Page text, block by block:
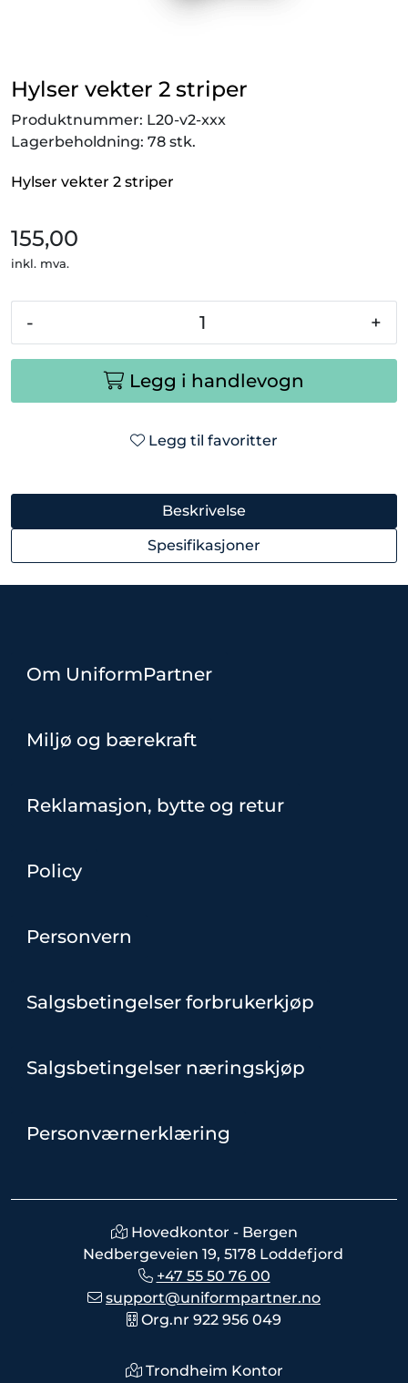
Hylser vekter 2 striper
Produktnummer: L20-v2-xxx
Lagerbeholdning: 78 stk.
Hylser vekter 2 striper
155,00
inkl. mva.
- +
Legg i handlevogn
Legg til favoritter
Beskrivelse
Spesifikasjoner
Om UniformPartner
Miljø og bærekraft
Reklamasjon, bytte og retur
Policy
Personvern
Salgsbetingelser forbrukerkjøp
Salgsbetingelser næringskjøp
Personværnerklæring
Hovedkontor - Bergen
Nedbergeveien 19, 5178 Loddefjord
+47 55 50 76 00
support@uniformpartner.no
Org.nr 922 956 049
Trondheim Kontor